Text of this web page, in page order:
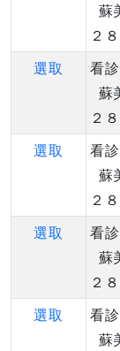
蘇
２
選取
看
蘇
２
選取
看
蘇
２
選取
看
蘇
２
選取
看
蘇